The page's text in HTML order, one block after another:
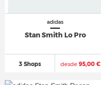
adidas
Stan Smith Lo Pro
3 Shops desde95,00 €